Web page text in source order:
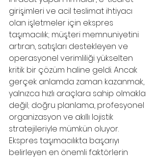
girişimleri ve acil teslimat ihtiyacı
olan işletmeler için ekspres
taşımacılık; müşteri memnuniyetini
artıran, satışları destekleyen ve
operasyonel verimliliği yükselten
kritik bir çözüm haline geldi. Ancak
gerçek anlamda zaman kazanmak,
yalnızca hızlı araçlara sahip olmakla
değil; doğru planlama, profesyonel
organizasyon ve akıllı lojistik
stratejileriyle mümkün oluyor.
Ekspres taşımacılıkta başarıyı
belirleyen en önemli faktörlerin